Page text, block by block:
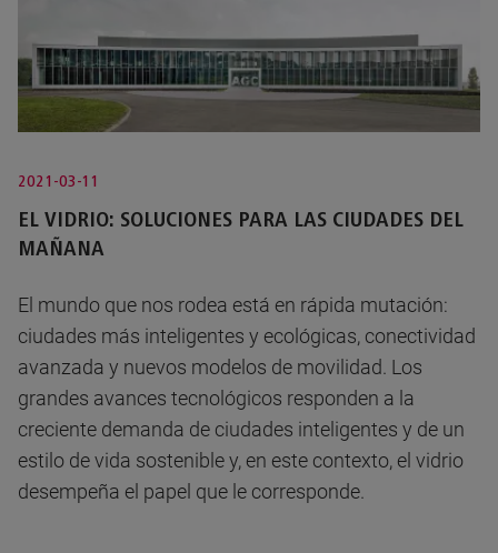
2021-03-11
EL VIDRIO: SOLUCIONES PARA LAS CIUDADES DEL
MAÑANA
El mundo que nos rodea está en rápida mutación:
ciudades más inteligentes y ecológicas, conectividad
avanzada y nuevos modelos de movilidad. Los
grandes avances tecnológicos responden a la
creciente demanda de ciudades inteligentes y de un
estilo de vida sostenible y, en este contexto, el vidrio
desempeña el papel que le corresponde.